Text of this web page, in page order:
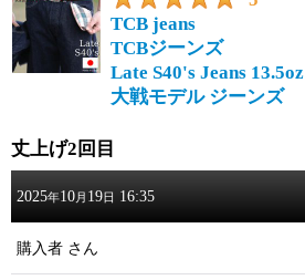
TCB jeans
TCBジーンズ
Late S40's Jeans 13.5oz
大戦モデル ジーンズ
丈上げ2回目
2025年10月 19日 16:35
購入者 さん